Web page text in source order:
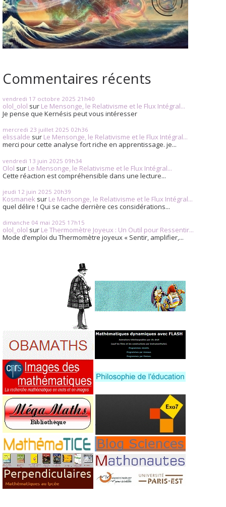
Commentaires récents
vendredi 17 octobre 2025 21h40
olol_olol sur Le Mensonge, le Relativisme et le Flux Intégral...
Je pense que Kernésis peut vous intéresser
mercredi 23 juillet 2025 02h36
elissalde sur Le Mensonge, le Relativisme et le Flux Intégral...
merci pour cette analyse fort riche en apprentissage. je...
vendredi 13 juin 2025 09h34
Olol sur Le Mensonge, le Relativisme et le Flux Intégral...
Cette réaction est compréhensible dans une lecture...
jeudi 12 juin 2025 20h39
Kosmanek sur Le Mensonge, le Relativisme et le Flux Intégral...
quel délire ! Qui se cache derrière ces considérations...
dimanche 04 mai 2025 17h15
olol_olol sur Le Thermomètre Joyeux : Un Outil pour Ressentir...
Mode d’emploi du Thermomètre joyeux « Sentir, amplifier,...